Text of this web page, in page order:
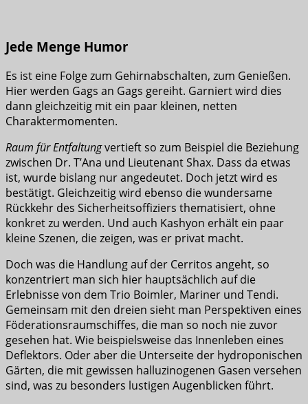
Jede Menge Humor
Es ist eine Folge zum Gehirnabschalten, zum Genießen.
Hier werden Gags an Gags gereiht. Garniert wird dies
dann gleichzeitig mit ein paar kleinen, netten
Charaktermomenten.
Raum für Entfaltungvertieft so zum Beispiel die Beziehung
zwischen Dr. T’Ana und Lieutenant Shax. Dass da etwas
ist, wurde bislang nur angedeutet. Doch jetzt wird es
bestätigt. Gleichzeitig wird ebenso die wundersame
Rückkehr des Sicherheitsoffiziers thematisiert, ohne
konkret zu werden. Und auch Kashyon erhält ein paar
kleine Szenen, die zeigen, was er privat macht.
Doch was die Handlung auf der Cerritos angeht, so
konzentriert man sich hier hauptsächlich auf die
Erlebnisse von dem Trio Boimler, Mariner und Tendi.
Gemeinsam mit den dreien sieht man Perspektiven eines
Föderationsraumschiffes, die man so noch nie zuvor
gesehen hat. Wie beispielsweise das Innenleben eines
Deflektors. Oder aber die Unterseite der hydroponischen
Gärten, die mit gewissen halluzinogenen Gasen versehen
sind, was zu besonders lustigen Augenblicken führt.